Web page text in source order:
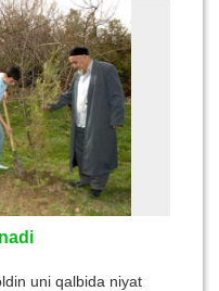
sog‘ chiqmas edim”
uni qalbida niyat